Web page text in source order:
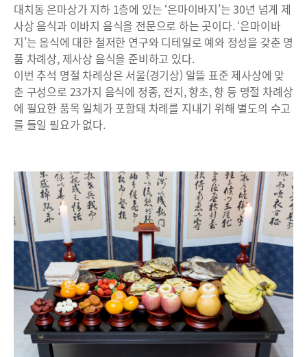
대치동 은마상가 지하 1층에 있는 ‘은마이바지’는 30년 넘게 제
사상 음식과 이바지 음식을 전문으로 하는 곳이다. ‘은마이바
지’는 음식에 대한 철저한 연구와 디테일로 예와 정성을 갖춘 명
품 차례상, 제사상 음식을 준비하고 있다.
이번 추석 명절 차례상은 서울(경기상) 알뜰 표준 제사상에 맞
춘 구성으로 23가지 음식에 정종, 전지, 향초, 향 등 명절 차례상
에 필요한 품목 일체가 포함돼 차례를 지내기 위해 별도의 수고
를 들일 필요가 없다.